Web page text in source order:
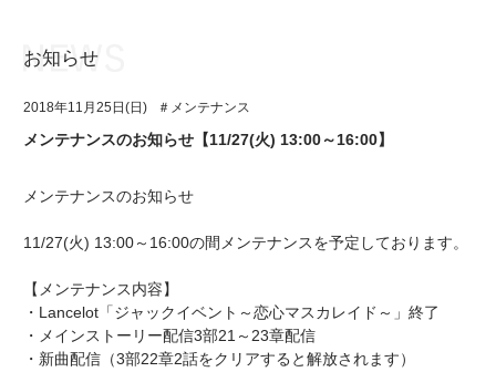
イベント・キャンペーン
ミュージック
グッズ・本
アプリゲーム
イベント・キャンペーン
ミュージック
お知らせ
2018年11月25日(日) ＃メンテナンス
メンテナンスのお知らせ【11/27(火) 13:00～16:00】
メンテナンスのお知らせ
11/27(火) 13:00～16:00の間メンテナンスを予定しております。
【メンテナンス内容】
・Lancelot「ジャックイベント～恋心マスカレイド～」終了
・メインストーリー配信3部21～23章配信
・新曲配信（3部22章2話をクリアすると解放されます）